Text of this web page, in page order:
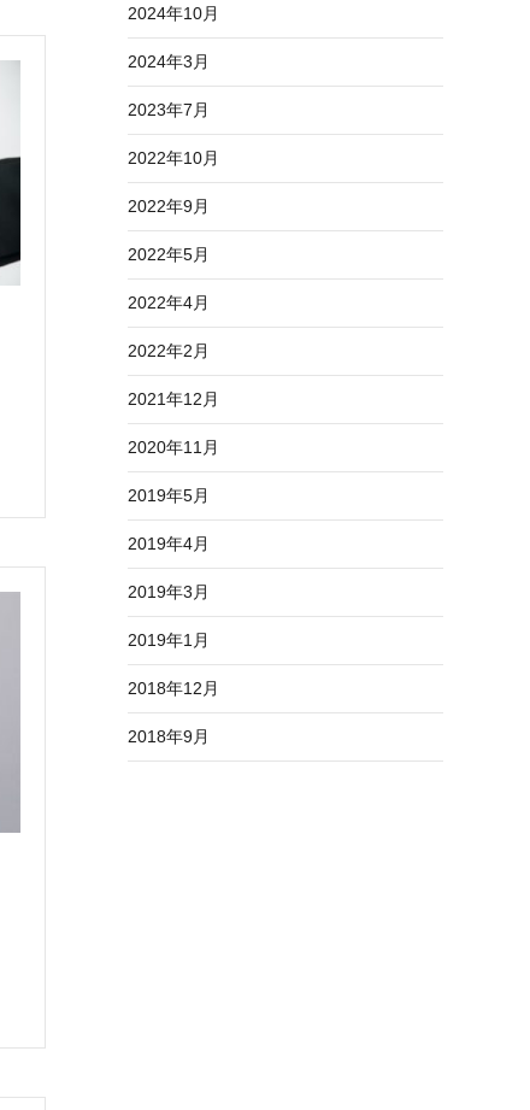
2024年10月
2024年3月
2023年7月
2022年10月
2022年9月
2022年5月
2022年4月
2022年2月
2021年12月
2020年11月
2019年5月
2019年4月
2019年3月
2019年1月
2018年12月
2018年9月